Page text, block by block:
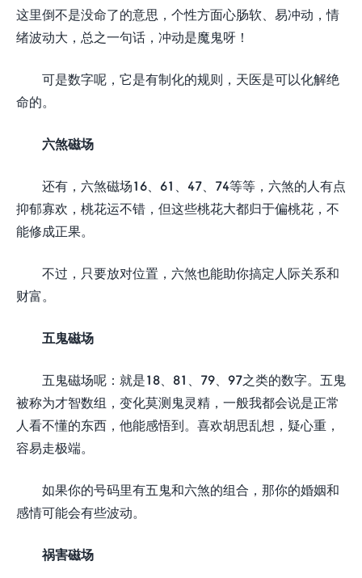
这里倒不是没命了的意思，个性方面心肠软、易冲动，情
绪波动大，总之一句话，冲动是魔鬼呀！
可是数字呢，它是有制化的规则，天医是可以化解绝
命的。
六煞磁场
还有，六煞磁场16、61、47、74等等，六煞的人有点
抑郁寡欢，桃花运不错，但这些桃花大都归于偏桃花，不
能修成正果。
不过，只要放对位置，六煞也能助你搞定人际关系和
财富。
五鬼磁场
五鬼磁场呢：就是18、81、79、97之类的数字。五鬼
被称为才智数组，变化莫测鬼灵精，一般我都会说是正常
人看不懂的东西，他能感悟到。喜欢胡思乱想，疑心重，
容易走极端。
如果你的号码里有五鬼和六煞的组合，那你的婚姻和
感情可能会有些波动。
祸害磁场